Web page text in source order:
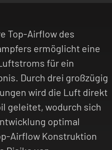
Top-Airflow des
ermöglicht eine
für ein
Durch drei großzügig
wird die Luft direkt
geleitet, wodurch sich
optimal
Airflow Konstruktion